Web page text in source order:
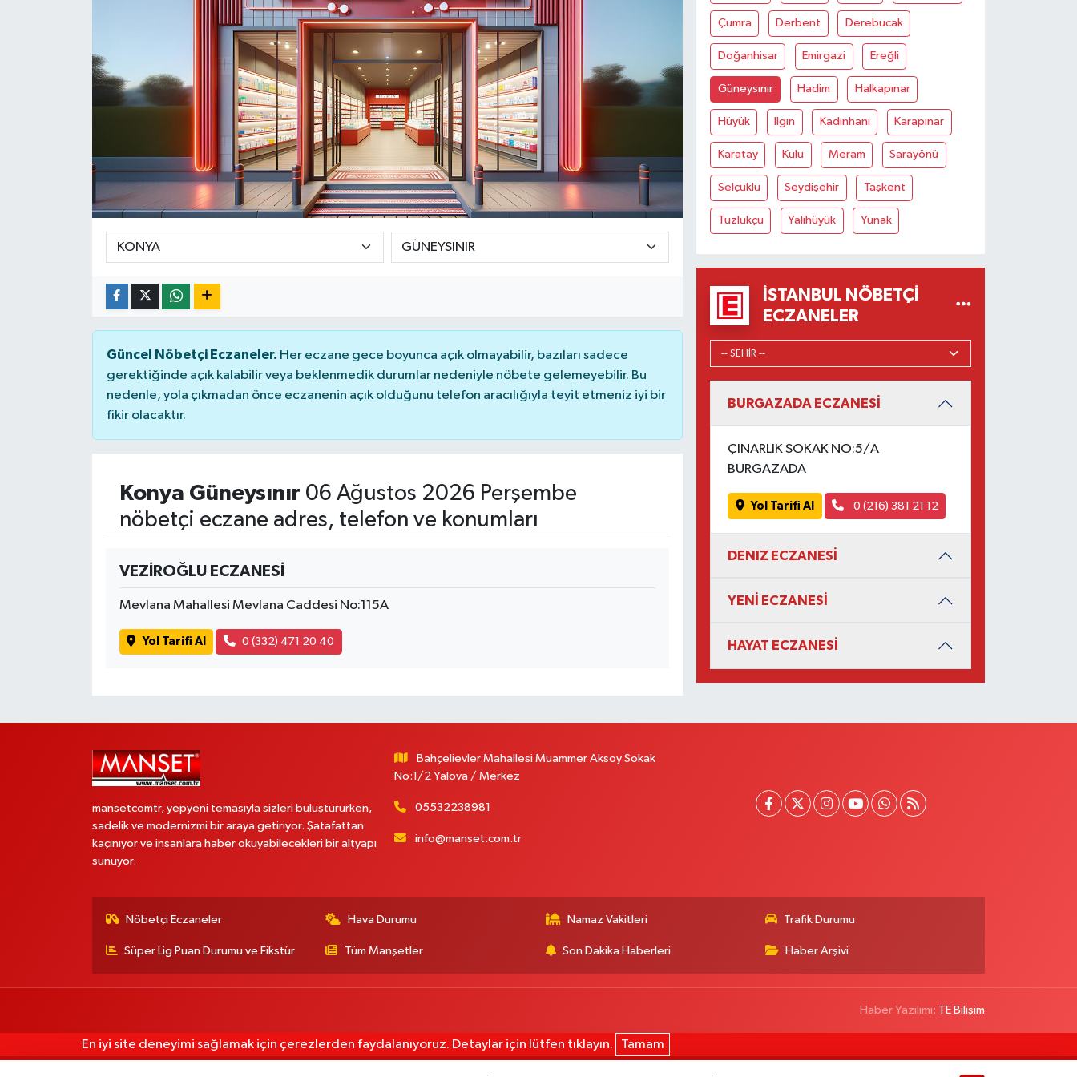
Güncel Nöbetçi Eczaneler. Her eczane gece boyunca açık olmayabilir, bazıları sadece
gerektiğinde açık kalabilir veya beklenmedik durumlar nedeniyle nöbete gelemeyebilir. Bu
nedenle, yola çıkmadan önce eczanenin açık olduğunu telefon aracılığıyla teyit etmeniz iyi bir
fikir olacaktır.
Konya Güneysınır 06 Ağustos 2026 Perşembe
nöbetçi eczane adres, telefon ve konumları
VEZİROĞLU ECZANESİ
Mevlana Mahallesi Mevlana Caddesi No:115A
Yol Tarifi Al 0 (332) 471 20 40
Çumra Derbent Derebucak
Doğanhisar Emirgazi Ereğli
Güneysınır Hadim Halkapınar
Hüyük Ilgın Kadınhanı Karapınar
Karatay Kulu Meram Sarayönü
Selçuklu Seydişehir Taşkent
Tuzlukçu Yalıhüyük Yunak
İSTANBUL NÖBETÇI
ECZANELER
BURGAZADA ECZANESİ
ÇINARLIK SOKAK NO:5/A
BURGAZADA
Yol Tarifi Al 0 (216) 381 21 12
DENIZ ECZANESİ
YENİ ECZANESİ
HAYAT ECZANESİ
mansetcomtr, yepyeni temasıyla sizleri buluştururken,
sadelik ve modernizmi bir araya getiriyor. Şatafattan
kaçınıyor ve insanlara haber okuyabilecekleri bir altyapı
sunuyor.
Bahçelievler.Mahallesi Muammer Aksoy Sokak
No:1/2 Yalova / Merkez
05532238981
info@manset.com.tr
Nöbetçi Eczaneler Hava Durumu Namaz Vakitleri Trafik Durumu
Süper Lig Puan Durumu ve Fikstür Tüm Manşetler Son Dakika Haberleri Haber Arşivi
Haber Yazılımı: TE Bilişim
En iyi site deneyimi sağlamak için çerezlerden faydalanıyoruz. Detaylar için lütfen tıklayın. Tamam